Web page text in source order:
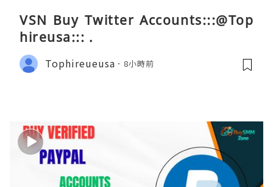
VSN Buy Twitter Accounts:::@Top
hireusa::: .
Tophireueusa 8小時前